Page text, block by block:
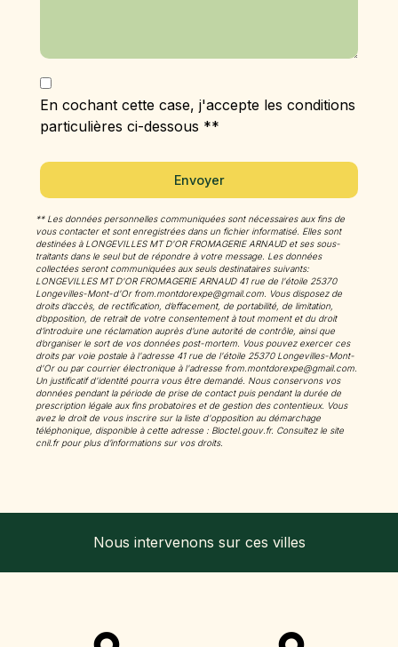
En cochant cette case, j'accepte les conditions
particulières ci-dessous **
Envoyer
** Les données personnelles communiquées sont nécessaires aux fins de
vous contacter et sont enregistrées dans un fichier informatisé. Elles sont
destinées à LONGEVILLES MT D'OR FROMAGERIE ARNAUD et ses sous-
traitants dans le seul but de répondre à votre message. Les données
collectées seront communiquées aux seuls destinataires suivants:
LONGEVILLES MT D'OR FROMAGERIE ARNAUD 41 rue de l'étoile 25370
Longevilles-Mont-d'Or from.montdorexpe@gmail.com. Vous disposez de
droits d’accès, de rectification, d’effacement, de portabilité, de limitation,
d’opposition, de retrait de votre consentement à tout moment et du droit
d’introduire une réclamation auprès d’une autorité de contrôle, ainsi que
d’organiser le sort de vos données post-mortem. Vous pouvez exercer ces
droits par voie postale à l'adresse 41 rue de l'étoile 25370 Longevilles-Mont-
d'Or ou par courrier électronique à l'adresse from.montdorexpe@gmail.com.
Un justificatif d'identité pourra vous être demandé. Nous conservons vos
données pendant la période de prise de contact puis pendant la durée de
prescription légale aux fins probatoires et de gestion des contentieux. Vous
avez le droit de vous inscrire sur la liste d'opposition au démarchage
téléphonique, disponible à cette adresse : Bloctel.gouv.fr. Consultez le site
cnil.fr pour plus d’informations sur vos droits.
Nous intervenons sur ces villes